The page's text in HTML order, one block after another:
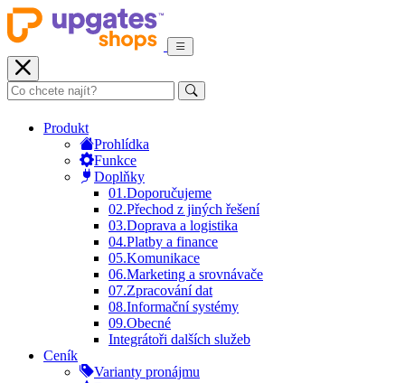
Produkt
Prohlídka
Funkce
Doplňky
01.Doporučujeme
02.Přechod z jiných řešení
03.Doprava a logistika
04.Platby a finance
05.Komunikace
06.Marketing a srovnávače
07.Zpracování dat
08.Informační systémy
09.Obecné
Integrátoři dalších služeb
Ceník
Varianty pronájmu